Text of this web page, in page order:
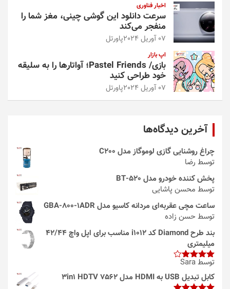
اخبار فناوری
سرعت دانلود این گوشی چینی، مغز شما را
منفجر می‌کند
07 آوریل 2024 پاورتل
اپ بازار
بازی/ Pastel Friends؛ آواتارها را به سلیقه
خود طراحی کنید
07 آوریل 2024 پاورتل
آخرین دیدگاه‌ها
چراغ روشنایی گازی لوموگاز مدل C200
توسط رضا
پخش کننده خودرو مدل 520-BT
توسط محسن پاشایی
ساعت مچی عقربه‌ای مردانه کاسیو مدل GBA-800-1ADR
توسط حسن زاده
بند طرح Diamond کد i1012 مناسب برای اپل واچ 42/44
میلیمتری
امتیاز4
از 5
توسط Sara
کابل تبدیل USB به HDMI مدل 3in1 HDTV 7562